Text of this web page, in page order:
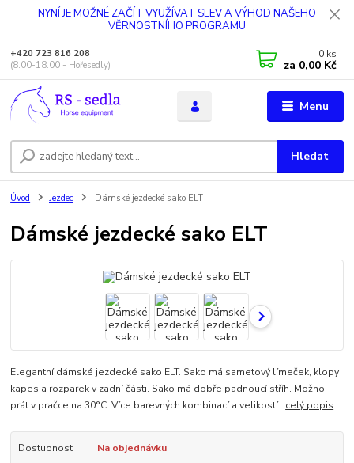
NYNÍ JE MOŽNÉ ZAČÍT VYUŽÍVAT SLEV A VÝHOD NAŠEHO
VĚRNOSTNÍHO PROGRAMU
Menu
Hledat
+420 723 816 208
(8.00-18.00 - Hořesedly)
0 ks
za 0,00 Kč
Úvod Jezdec Dámské jezdecké sako ELT
Dámské jezdecké sako ELT
Elegantní dámské jezdecké sako ELT. Sako má sametový límeček, klopy
kapes a rozparek v zadní části. Sako má dobře padnoucí stříh. Možno
prát v pračce na 30°C. Více barevných kombinací a velikostí celý popis
Dostupnost
Na objednávku